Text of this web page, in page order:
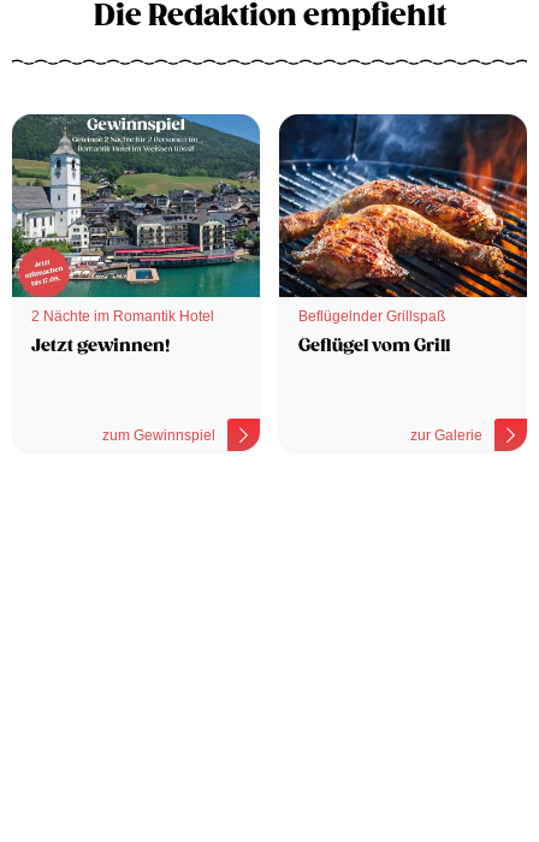
Die Redaktion empfiehlt
2 Nächte im Romantik Hotel
Jetzt gewinnen!
zum Gewinnspiel
Beflügelnder Grillspaß
Geflügel vom Grill
zur Galerie